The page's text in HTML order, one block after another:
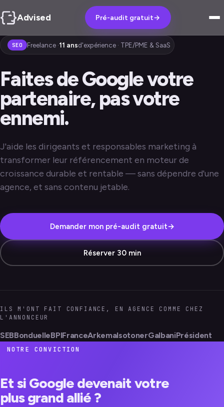
Advised Pré-audit gratuit→
SEO Freelance ·11 ansd'expérience · TPE/PME & SaaS
Faites de Google votre
partenaire, pas votre
ennemi.
J'aide les dirigeants et responsables marketing à
transformer leur référencement en moteur de
croissance durable et rentable — sans dépendre d'une
agence, et sans contenu jetable.
Demander mon pré-audit gratuit→
Réserver 30 min
ILS M'ONT FAIT CONFIANCE, EN AGENCE COMME CHEZ
L'ANNONCEUR
SEBBonduelleBPIFranceArkemaIsotonerGalbaniPrésident
NOTRE CONVICTION
Et si Google devenait votre
plus grand allié ?